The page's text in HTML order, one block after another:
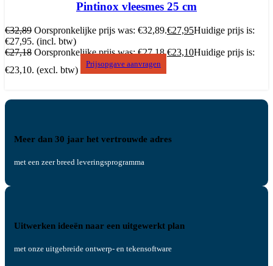
Pintinox vleesmes 25 cm
€32,89 Oorspronkelijke prijs was: €32,89.€27,95Huidige prijs is:
€27,95. (incl. btw)
€27,18 Oorspronkelijke prijs was: €27,18.€23,10Huidige prijs is:
€23,10. (excl. btw)
Prijsopgave aanvragen
Meer dan 30 jaar het vertrouwde adres
met een zeer breed leveringsprogramma
Uitwerken ideeën naar een uitgewerkt plan
met onze uitgebreide ontwerp- en tekensoftware